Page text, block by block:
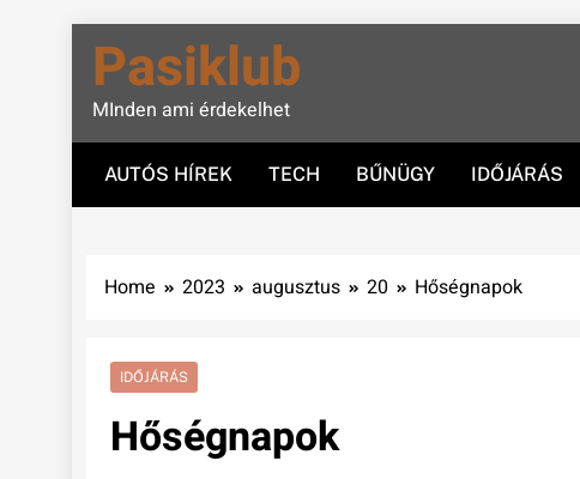
content
Pasiklub
MInden ami érdekelhet
AUTÓS HÍREK TECH BŰNÜGY IDŐJÁRÁS
Home 2023 augusztus 20 Hőségnapok
IDŐJÁRÁS
Hőségnapok